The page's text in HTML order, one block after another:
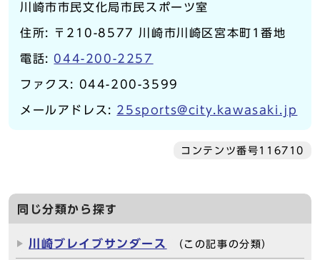
川崎市市民文化局市民スポーツ室
住所: 〒210-8577 川崎市川崎区宮本町1番地
電話: 044-200-2257
ファクス: 044-200-3599
メールアドレス: 25sports@city.kawasaki.jp
コンテンツ番号116710
同じ分類から探す
川崎ブレイブサンダース （この記事の分類）